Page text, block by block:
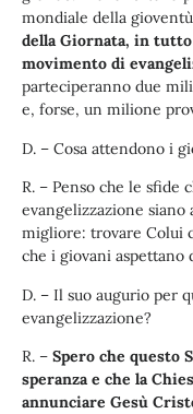
mondiale della
della Giornata, in
movimento di
parteciperanno due
e, forse, un milione
D. – Cosa attendono i
R. – Penso che le sfide
evangelizzazione
migliore: trovare Colui
che i giovani aspettano
D. – Il suo augurio per
evangelizzazione?
R. – Spero che questo
speranza e che la
annunciare Gesù